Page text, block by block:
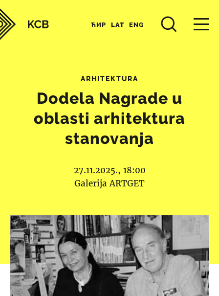
ЋИР LAT ENG
ARHITEKTURA
Dodela Nagrade u
oblasti arhitektura
stanovanja
27.11.2025., 18:00
Galerija ARTGET